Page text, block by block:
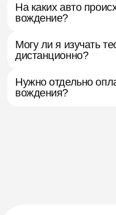
На каких авто
вождение?
Могу ли я изучать
дистанционно?
Нужно отдельно
вождения?